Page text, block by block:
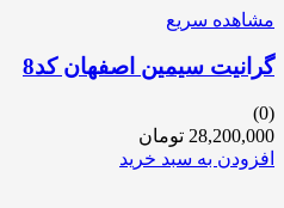
مشاهده سریع
گرانیت سیمین اصفهان کد8
(0)
28,200,000 تومان
افزودن به سبد خرید